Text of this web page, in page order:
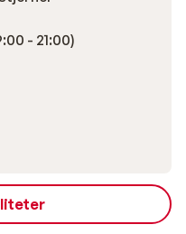
skøjtebanen
lille opvarmet
- 21:00)